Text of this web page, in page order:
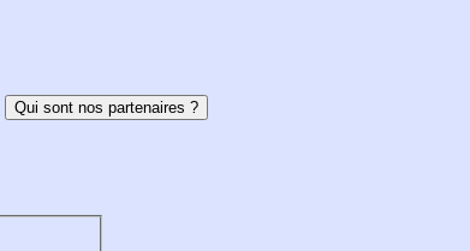
Qui sont nos partenaires ?